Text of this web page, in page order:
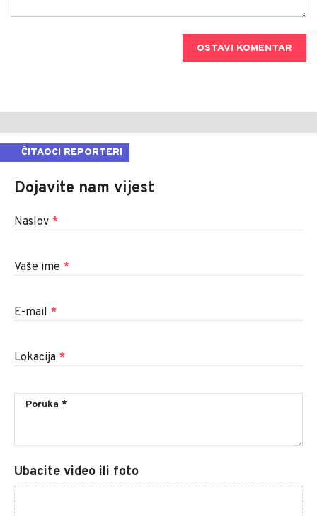
OSTAVI KOMENTAR
ČITAOCI REPORTERI
Dojavite nam vijest
Naslov *
Vaše ime *
E-mail *
Lokacija *
Ubacite video ili foto